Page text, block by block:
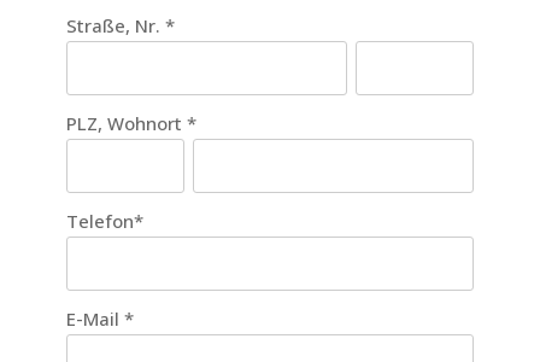
Straße, Nr. *
PLZ, Wohnort *
Telefon*
E-Mail *